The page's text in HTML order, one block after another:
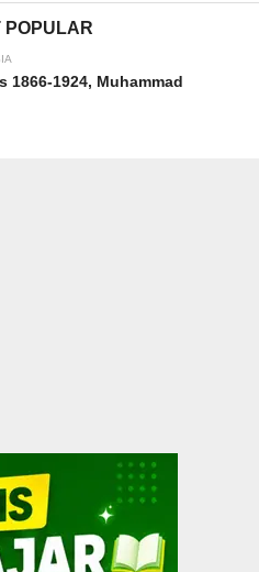
POPULAR
1866-1924, Muhammad